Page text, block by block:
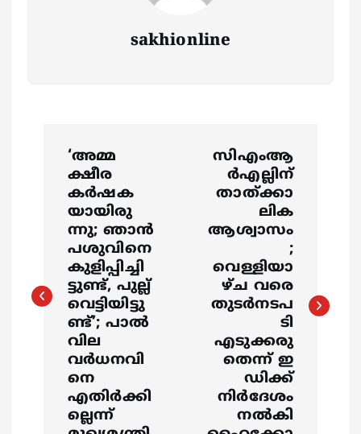
sakhionline
n
‘അമ്മ
ക്ഷീര
കർഷക
യായിരു
ന്നു; ഞാൻ
പശുവിനെ
കുളിപ്പിച്ചി
ട്ടുണ്ട്, പുല്ല്
വെട്ടിയിട്ടു
ണ്ട്’; പാൽ
വില
വർധനവി
നെ
എതിർക്കി
ല്ലെന്ന്
സിഎംആ
ര്‍എല്ലിന്
താത്ക്കാ
ലിക
ആശ്വാസം
;
വെള്ളിയാ
ഴ്ച വരെ
തുടര്‍നടപ
ടി
എടുക്കരു
തെന്ന് ഇ
ഡിക്ക്
നിര്‍ദേശം
നല്‍കി